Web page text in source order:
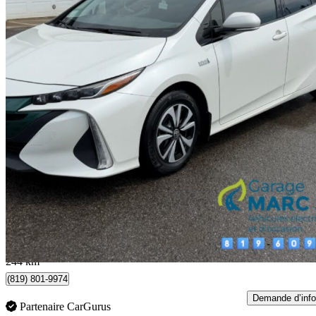
2017 Toyota Prius Prime
93 138 km
18 995 $ Affaire
333 $/mois env.
Trois-Rivieres, QC
244 km
(819) 801-9974
Partenaire CarGurus
Demande d’info